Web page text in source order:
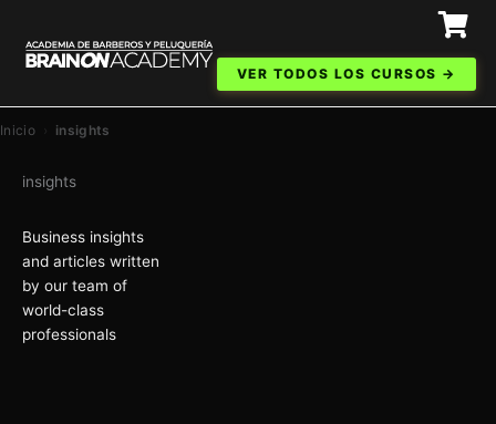
contenido
VER TODOS LOS CURSOS →
Inicio insights
insights
Business insights
and articles written
by our team of
world-class
professionals